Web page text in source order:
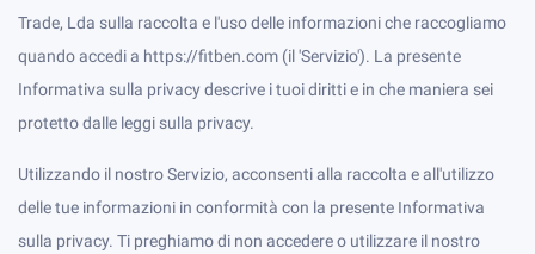
Trade, Lda sulla raccolta e l'uso delle informazioni che raccogliamo
quando accedi a https://fitben.com (il 'Servizio'). La presente
Informativa sulla privacy descrive i tuoi diritti e in che maniera sei
protetto dalle leggi sulla privacy.
Utilizzando il nostro Servizio, acconsenti alla raccolta e all'utilizzo
delle tue informazioni in conformità con la presente Informativa
sulla privacy. Ti preghiamo di non accedere o utilizzare il nostro